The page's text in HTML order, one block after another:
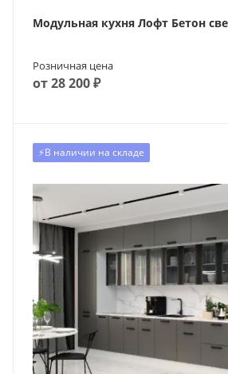
Модульная кухня Лофт Бетон
Розничная цена
от 28 200 ₽
⚡️В наличии на складе